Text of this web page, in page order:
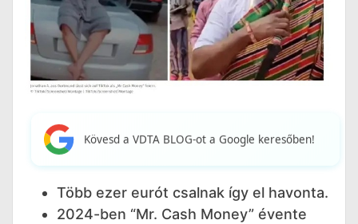
Kövesd a VDTA BLOG-ot a Google keresőben!
Több ezer eurót csalnak így el havonta.
2024-ben “Mr. Cash Money” évente